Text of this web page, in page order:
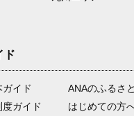
ド
イド
ガイド
ANAのふるさ
はじめての方